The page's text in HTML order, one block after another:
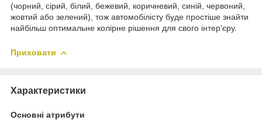
(чорний, сірий, білий, бежевий, коричневий, синій, червоний,
жовтий або зелений), тож автомобілісту буде простіше знайти
найбільш оптимальне колірне рішення для свого інтер'єру.
Приховати
Характеристики
Основні атрибути